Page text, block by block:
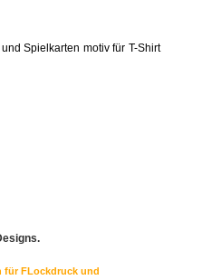
Spielkarten motiv für T-Shirt
für FLockdruck und